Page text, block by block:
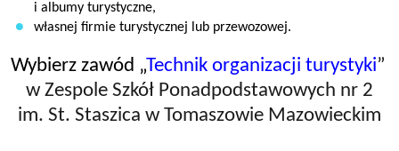
i albumy turystyczne,
własnej firmie turystycznej lub przewozowej.
Wybierz zawód „Technik organizacji turystyki”
w Zespole Szkół Ponadpodstawowych nr 2
im. St. Staszica w Tomaszowie Mazowieckim